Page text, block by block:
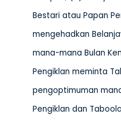
Bestari atau Papan
mengehadkan
mana-mana Bulan
Pengiklan meminta
pengoptimuman
Pengiklan dan